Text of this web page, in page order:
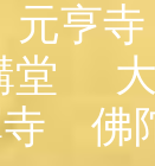
元亨寺
堂
佛